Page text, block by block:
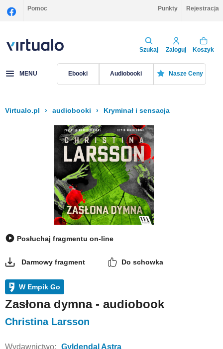
Pomoc Punkty Rejestracja
Szukaj Zaloguj Koszyk
MENU Ebooki Audiobooki Nasze Ceny
Virtualo.pl › audiobooki › Kryminał i sensacja
Posłuchaj fragmentu on-line
Darmowy fragment Do schowka
W Empik Go
Zasłona dymna - audiobook
Christina Larsson
Wydawnictwo:
Gyldendal Astra